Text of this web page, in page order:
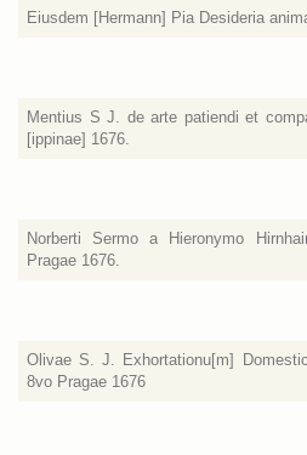
Eiusdem [Hermann] Pia Desideria
Mentius S J. de arte patiendi et
[ippinae] 1676.
Norberti Sermo a Hieronymo
Pragae 1676.
Olivae S. J. Exhortationu[m]
8vo Pragae 1676